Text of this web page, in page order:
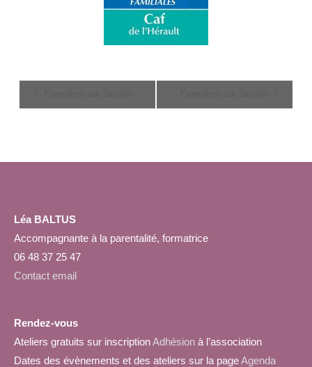
Évènement
Léa BALTUS
Accompagnante à la parentalité, formatrice
06 48 37 25 47
Contact email
Rendez-vous
Ateliers gratuits sur inscriptionAdhésion à l’association
Dates des évènements et des ateliers sur la pageAgenda